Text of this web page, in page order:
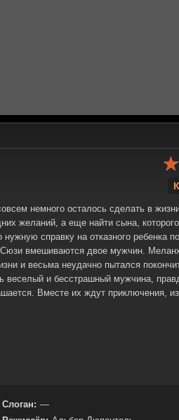
немного осталось сделать в
желаний, а еще найти сына,
справку на отказного ребенка
вмешиваются двое мужчин.
и весьма неудачно пытался
веселый и бесстрашный мужчина,
Вместе их ждут приключения,
Слоган: —